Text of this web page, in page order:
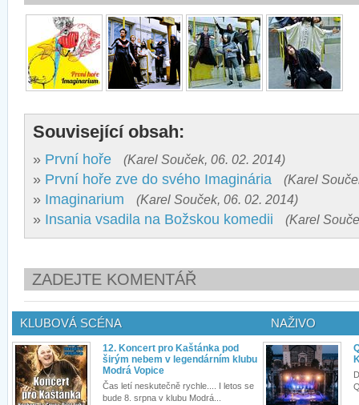
Související obsah:
» První hoře (Karel Souček, 06. 02. 2014)
» První hoře zve do svého Imaginária (Karel
» Imaginarium (Karel Souček, 06. 02. 2014)
» Insania vsadila na Božskou komedii (Karel
ZADEJTE KOMENTÁŘ
KLUBOVÁ SCÉNA
12. Koncert pro Kaštánka pod
širým nebem v legendárním klubu
Modrá Vopice
Čas letí neskutečně rychle.... I letos se
bude 8. srpna v klubu Modrá...
NAŽIVO